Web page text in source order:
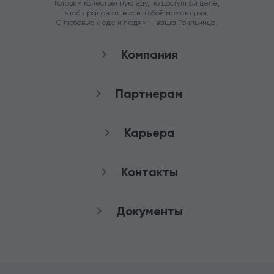
Готовим качественную еду, по доступной цене,
чтобы радовать вас в любой момент дня.
С любовью к еде и людям — ваша Грильница.
Компания
Рестораны
Партнерам
Аренда
Карьера
качества
Контакты
8 (800) 100-82-90
Документы